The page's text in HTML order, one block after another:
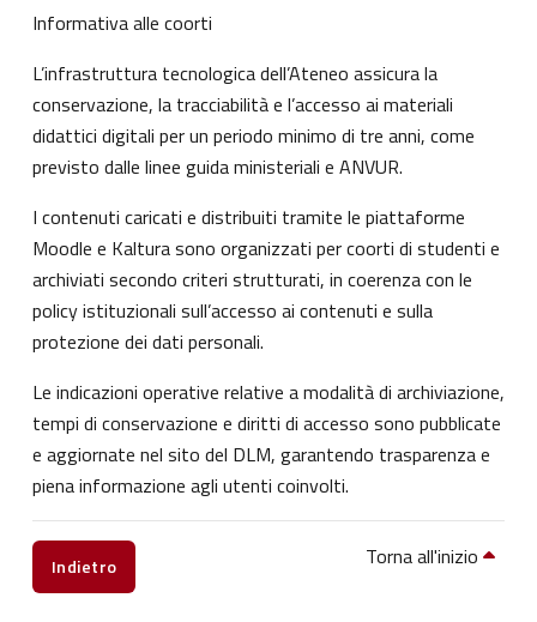
Informativa alle coorti
L’infrastruttura tecnologica dell’Ateneo assicura la
conservazione, la tracciabilità e l’accesso ai materiali
didattici digitali per un periodo minimo di tre anni, come
previsto dalle linee guida ministeriali e ANVUR.
I contenuti caricati e distribuiti tramite le piattaforme
Moodle e Kaltura sono organizzati per coorti di studenti e
archiviati secondo criteri strutturati, in coerenza con le
policy istituzionali sull’accesso ai contenuti e sulla
protezione dei dati personali.
Le indicazioni operative relative a modalità di archiviazione,
tempi di conservazione e diritti di accesso sono pubblicate
e aggiornate nel sito del DLM, garantendo trasparenza e
piena informazione agli utenti coinvolti.
Indietro Torna all'inizio